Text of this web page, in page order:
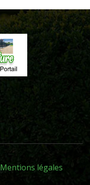
Mentions légales